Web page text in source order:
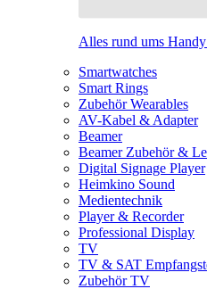
Alles rund ums
Smartwatches
Smart Rings
Zubehör Wearables
AV-Kabel & Adapter
Beamer
Beamer Zubehör &
Digital Signage Player
Heimkino Sound
Medientechnik
Player & Recorder
Professional Display
TV
TV & SAT
Zubehör TV